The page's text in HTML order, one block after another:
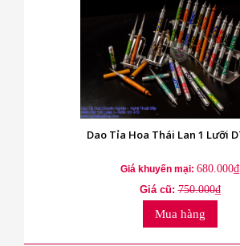
Dao Tỉa Hoa Thái Lan 1 Lưỡi
Giá khuyến mại: 680.000₫
Giá cũ:750.000₫
Mua hàng